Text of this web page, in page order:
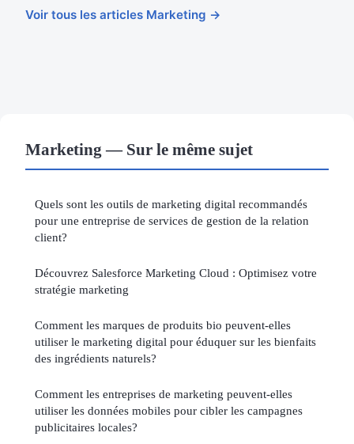
Voir tous les articles Marketing →
Marketing — Sur le même sujet
Quels sont les outils de marketing digital recommandés
pour une entreprise de services de gestion de la relation
client?
Découvrez Salesforce Marketing Cloud : Optimisez votre
stratégie marketing
Comment les marques de produits bio peuvent-elles
utiliser le marketing digital pour éduquer sur les bienfaits
des ingrédients naturels?
Comment les entreprises de marketing peuvent-elles
utiliser les données mobiles pour cibler les campagnes
publicitaires locales?